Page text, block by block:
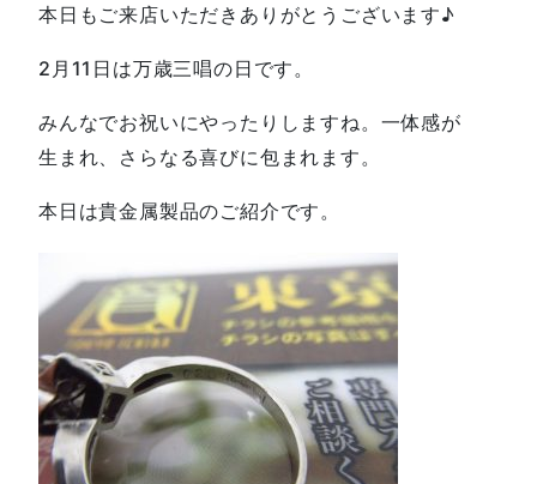
本日もご来店いただきありがとうございます♪
2月11日は万歳三唱の日です。
みんなでお祝いにやったりしますね。一体感が
生まれ、さらなる喜びに包まれます。
本日は貴金属製品のご紹介です。